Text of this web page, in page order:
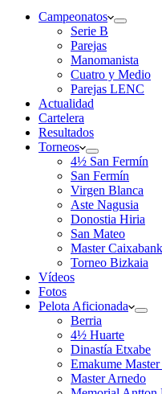
Campeonatos
Serie B
Parejas
Manomanista
Cuatro y Medio
Parejas LENC
Actualidad
Cartelera
Resultados
Torneos
4½ San Fermín
San Fermín
Virgen Blanca
Aste Nagusia
Donostia Hiria
San Mateo
Master Caixabank
Torneo Bizkaia
Vídeos
Fotos
Pelota Aficionada
Berria
4½ Huarte
Dinastía Etxabe
Emakume
Master Arnedo